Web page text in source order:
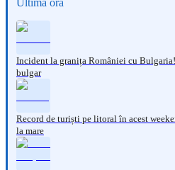
Incident la granița României cu
bulgar
Record de turiști pe litoral în acest
la mare